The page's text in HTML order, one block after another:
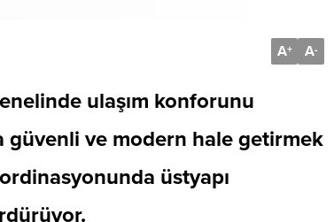
A+ A-
ulaşım konforunu
güvenli ve modern hale getirmek
üstyapı